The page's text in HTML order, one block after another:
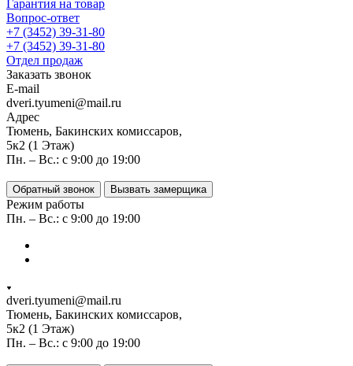
Гарантия на товар
Вопрос-ответ
+7 (3452) 39-31-80
+7 (3452) 39-31-80
Отдел продаж
Заказать звонок
E-mail
dveri.tyumeni@mail.ru
Адрес
Тюмень, Бакинских комиссаров,
5к2 (1 Этаж)
Пн. – Вс.: с 9:00 до 19:00
Обратный звонок Вызвать замерщика
Режим работы
Пн. – Вс.: с 9:00 до 19:00
dveri.tyumeni@mail.ru
Тюмень, Бакинских комиссаров,
5к2 (1 Этаж)
Пн. – Вс.: с 9:00 до 19:00